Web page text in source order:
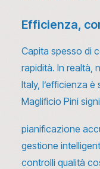
Efficienza,
Capita spesso di
rapidità. In realtà,
Italy, l’efficienza
Maglificio Pini
pianificazione
gestione
controlli qualità